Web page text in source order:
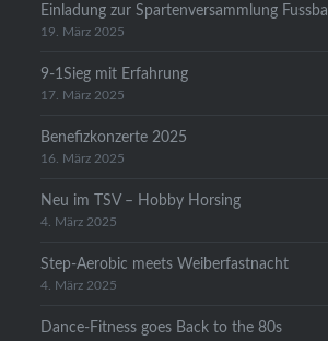
Einladung zur Spartenversammlung Fussball
19. März 2025
9-1Sieg mit Erfahrung
17. März 2025
Benefizkonzerte 2025
16. März 2025
Neu im TSV – Hobby Horsing
4. März 2025
Step-Aerobic meets Weiberfastnacht
4. März 2025
Dance-Fitness goes Back to the 80s